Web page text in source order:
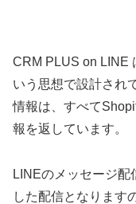
CRM PLUS on LINE
いう思想で設計され
情報は、すべて
報を返しています。
LINEのメッセージ
した配信となります